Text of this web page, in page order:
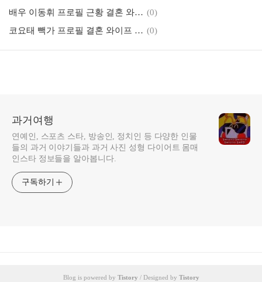
배우 이동휘 프로필 근황 결혼 와이프 재산 전여친 아내 부인 예비 신부 한지은 (0)
코요태 빽가 프로필 결혼 와이프 재산 사업 MBTI 성격 여친 예비 신부 근황 부인 아내 (0)
과거여행
연예인, 스포츠 스타, 방송인, 정치인 등 다양한 인물
들의 과거 이야기들과 과거 사진 성형 다이어트 몸매
인스타 정보들을 알아봅니다.
구독하기
Blog is powered by Tistory / Designed by Tistory